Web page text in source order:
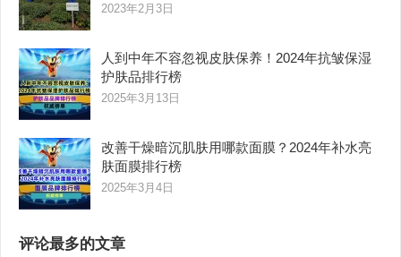
2023年2月3日
人到中年不容忽视皮肤保养！2024年抗皱保湿
护肤品排行榜
2025年3月13日
改善干燥暗沉肌肤用哪款面膜？2024年补水亮
肤面膜排行榜
2025年3月4日
评论最多的文章